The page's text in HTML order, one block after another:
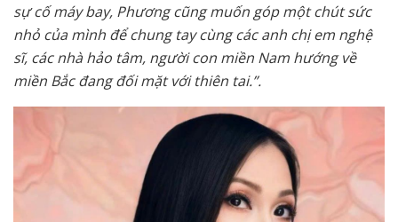
sự cố máy bay, Phương cũng muốn góp một chút sức
nhỏ của mình để chung tay cùng các anh chị em nghệ
sĩ, các nhà hảo tâm, người con miền Nam hướng về
miền Bắc đang đối mặt với thiên tai.”.